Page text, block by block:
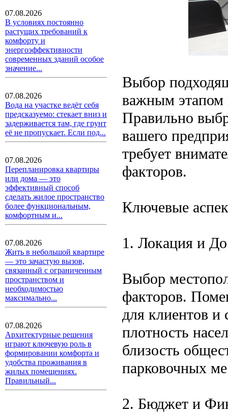
07.08.2026
В условиях постоянно
растущих требований к
комфорту и
энергоэффективности
современных зданий особое
значение...
07.08.2026
Вода на участке ведёт себя
предсказуемо: стекает вниз и
задерживается там, где грунт
её не пропускает. Если под...
07.08.2026
Перепланировка квартиры
или дома — это
эффективный способ
сделать жилое пространство
более функциональным,
комфортным и...
07.08.2026
Жить в небольшой квартире
— это зачастую вызов,
связанный с ограниченным
пространством и
необходимостью
максимально...
07.08.2026
Архитектурные решения
играют ключевую роль в
формировании комфорта и
удобства проживания в
жилых помещениях.
Правильный...
Выбор
важным этапом
Правильно
вашего
требует
факторов.
Ключевые
1. Локация и
Выбор
факторов.
для клиентов и
плотность
близость
парковочных
2. Бюджет и